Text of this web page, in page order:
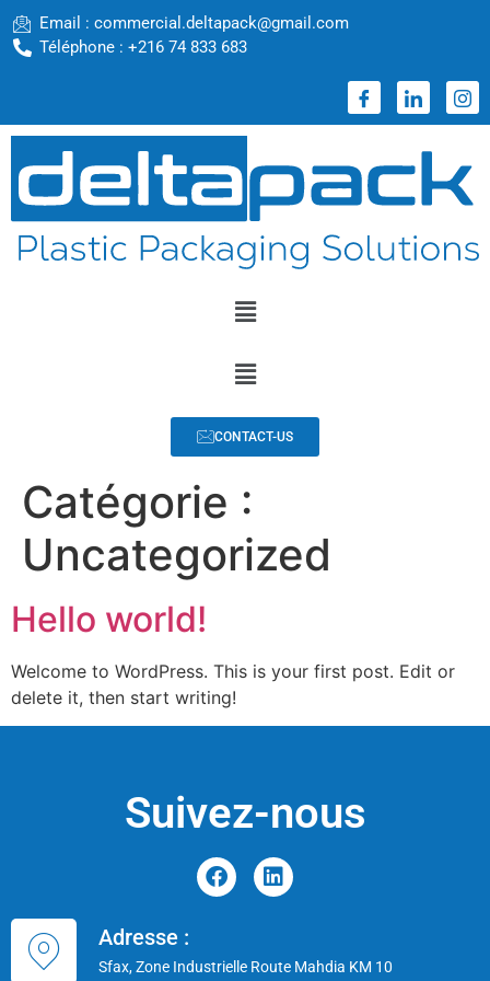
Email : commercial.deltapack@gmail.com
Téléphone : +216 74 833 683
CONTACT-US
Catégorie :
Uncategorized
Hello world!
Welcome to WordPress. This is your first post. Edit or
delete it, then start writing!
Suivez-nous
Adresse :
Sfax, Zone Industrielle Route Mahdia KM 10